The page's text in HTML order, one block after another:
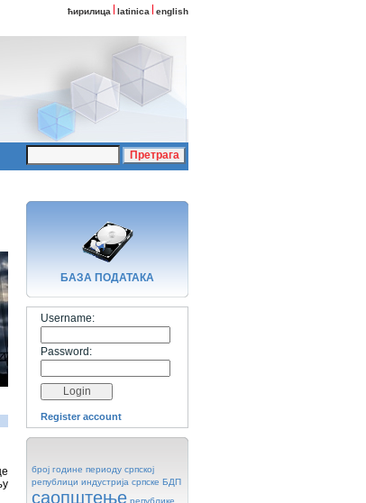
ћирилица latinica english
БАЗA ПОДАТАКА
Username:
Password:
Register account
број године периоду српској
републици индустрија српске БДП
саопштење републике